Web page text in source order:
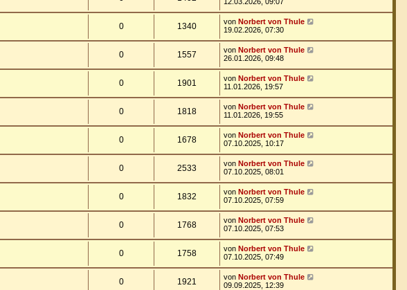
0 1340 von Norbert von Thule
19.02.2026, 07:30
0 1557 von Norbert von Thule
26.01.2026, 09:48
0 1901 von Norbert von Thule
11.01.2026, 19:57
0 1818 von Norbert von Thule
11.01.2026, 19:55
0 1678 von Norbert von Thule
07.10.2025, 10:17
0 2533 von Norbert von Thule
07.10.2025, 08:01
0 1832 von Norbert von Thule
07.10.2025, 07:59
0 1768 von Norbert von Thule
07.10.2025, 07:53
0 1758 von Norbert von Thule
07.10.2025, 07:49
0 1921 von Norbert von Thule
09.09.2025, 12:39